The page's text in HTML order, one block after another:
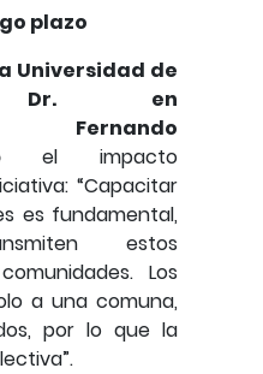
plazo
Universidad de
en
Fernando
el impacto
“Capacitar
es fundamental,
estos
Los
a una comuna,
por lo que la